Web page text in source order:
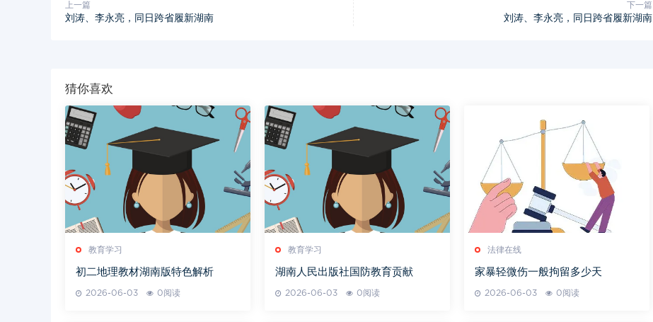
上一篇
刘涛、李永亮，同日跨省履新湖南
下一篇
刘涛、李永亮，同日跨省履新湖南
猜你喜欢
教育学习
初二地理教材湖南版特色解析
2026-06-03 0阅读
教育学习
湖南人民出版社国防教育贡献
2026-06-03 0阅读
法律在线
家暴轻微伤一般拘留多少天
2026-06-03 0阅读